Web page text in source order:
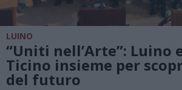
LUINO
“Uniti nell’Arte”: Luino
Ticino insieme per
del futuro